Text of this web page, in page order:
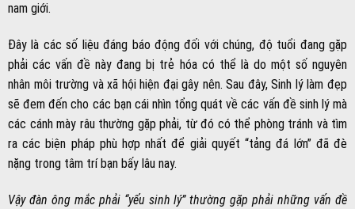
nam giới.
Đây là các số liệu đáng báo động đối với chúng, độ tuổi đang gặp
phải các vấn đề này đang bị trẻ hóa có thể là do một số nguyên
nhân môi trường và xã hội hiện đại gây nên. Sau đây, Sinh lý làm đẹp
sẽ đem đến cho các bạn cái nhìn tổng quát về các vấn đề sinh lý mà
các cánh mày râu thường gặp phải, từ đó có thể phòng tránh và tìm
ra các biện pháp phù hợp nhất để giải quyết “tảng đá lớn” đã đè
nặng trong tâm trí bạn bấy lâu nay.
Vậy đàn ông mắc phải “yếu sinh lý” thường gặp phải những vấn đề